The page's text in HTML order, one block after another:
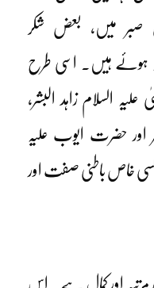
میں، بعض شکر
ہوئے ہیں۔ اسی طرح
السلام زاہد البشر،
اور حضرت ایوب علیہ
کسی خاص باطنی صفت اور
اور کمال ہے۔ اس